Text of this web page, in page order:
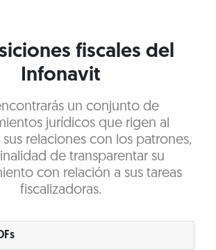
fiscales del
Infonavit
un conjunto de
jurídicos que rigen al
sus relaciones con los patrones,
de transparentar su
con relación a sus tareas
fiscalizadoras.